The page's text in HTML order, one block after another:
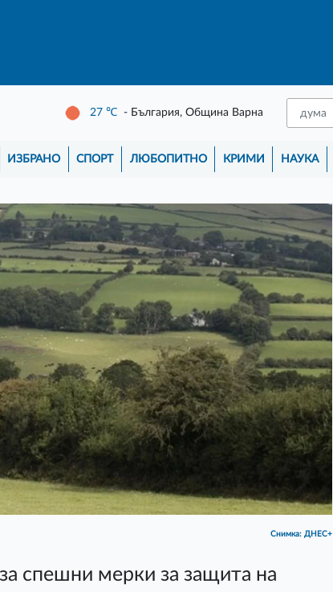
27 ℃ - България, Община Варна
ИЗБРАНО СПОРТ ЛЮБОПИТНО КРИМИ НАУКА
Снимка: ДНЕС+
спешни мерки за защита на